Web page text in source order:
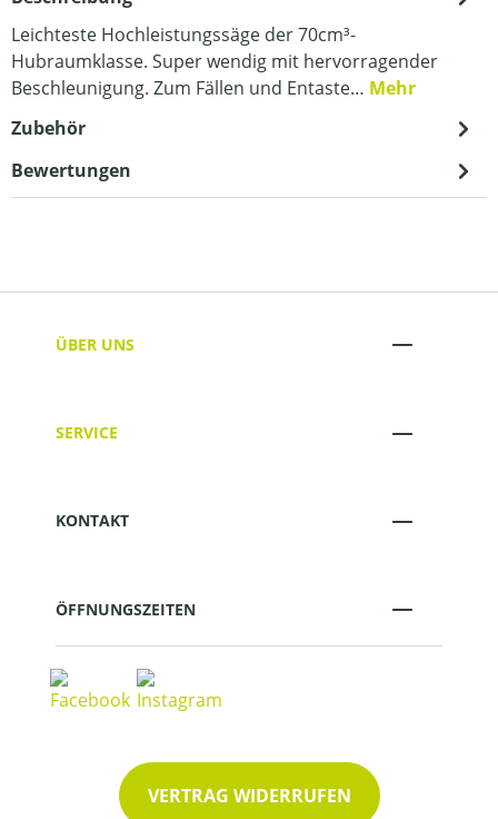
Leichteste Hochleistungssäge der 70cm³-
Hubraumklasse. Super wendig mit hervorragender
Beschleunigung. Zum Fällen und Entaste… Mehr
Zubehör
Bewertungen
ÜBER UNS
SERVICE
KONTAKT
ÖFFNUNGSZEITEN
VERTRAG WIDERRUFEN